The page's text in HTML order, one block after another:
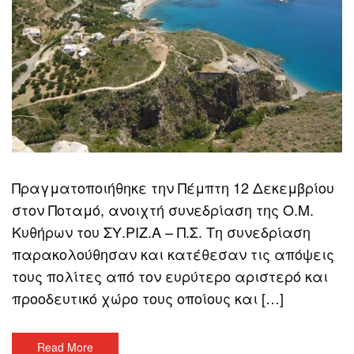
Πραγματοποιήθηκε την Πέμπτη 12 Δεκεμβρίου
στον Ποταμό, ανοιχτή συνεδρίαση της Ο.Μ.
Κυθήρων του ΣΥ.ΡΙΖ.Α – Π.Σ. Τη συνεδρίαση
παρακολούθησαν και κατέθεσαν τις απόψεις
τους πολίτες από τον ευρύτερο αριστερό και
προοδευτικό χώρο τους οποίους και […]
Read More